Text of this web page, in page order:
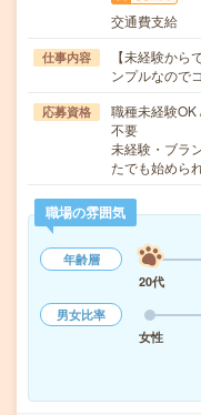
交通費支給
仕事内容
【未経験か
ンプルなので
応募資格
職種未経験OK
不要
未経験・ブラ
たでも始めら
職場の雰囲気
年齢層
20代
男女比率
女性